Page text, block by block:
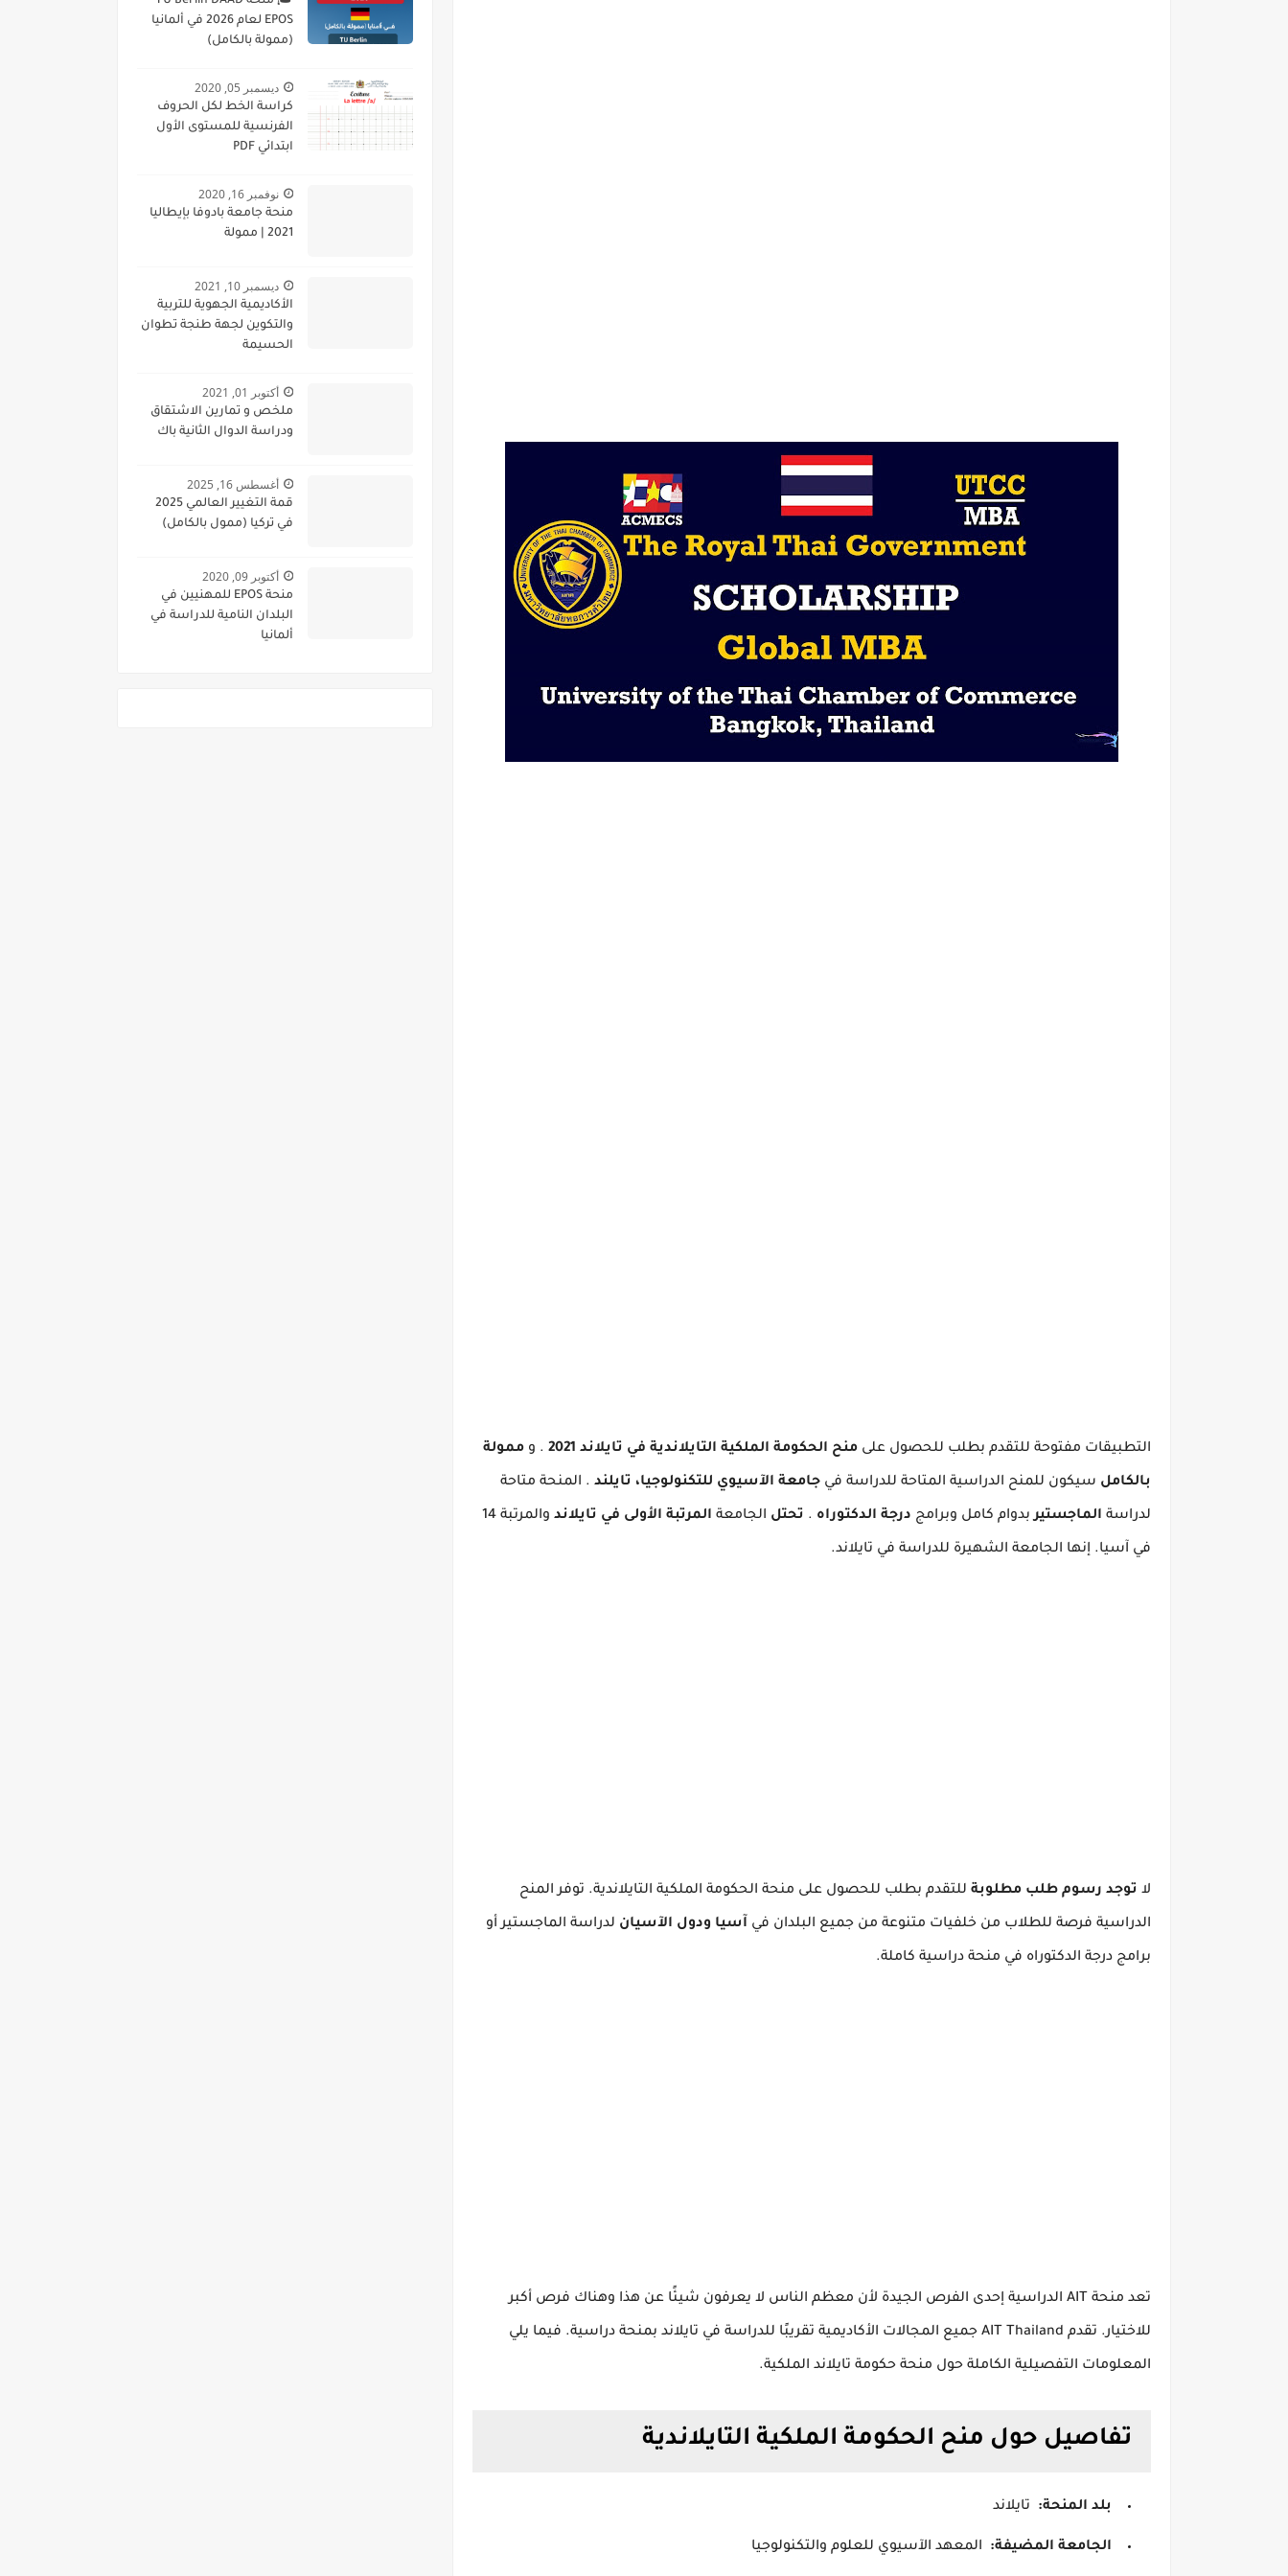
التطبيقات مفتوحة للتقدم بطلب للحصول على منح الحكومة الملكية التايلاندية في تايلاند 2021 . و ممولة
بالكامل سيكون للمنح الدراسية المتاحة للدراسة في جامعة الآسيوي للتكنولوجيا، تايلند . المنحة متاحة
لدراسة الماجستيربدوام كامل وبرامج درجة الدكتوراه . تحتل الجامعة المرتبة الأولى في تايلاند والمرتبة 14
في آسيا. إنها الجامعة الشهيرة للدراسة في تايلاند.
لا توجد رسوم طلب مطلوبة للتقدم بطلب للحصول على منحة الحكومة الملكية التايلاندية. توفر المنح
الدراسية فرصة للطلاب من خلفيات متنوعة من جميع البلدان في آسيا ودول الآسيان لدراسة الماجستير أو
برامج درجة الدكتوراه في منحة دراسية كاملة.
تعد منحة AIT الدراسية إحدى الفرص الجيدة لأن معظم الناس لا يعرفون شيئًا عن هذا وهناك فرص أكبر
للاختيار. تقدم AIT Thailand جميع المجالات الأكاديمية تقريبًا للدراسة في تايلاند بمنحة دراسية. فيما يلي
المعلومات التفصيلية الكاملة حول منحة حكومة تايلاند الملكية.
تفاصيل حول منح الحكومة الملكية التايلاندية
بلد المنحة: تايلاند
الجامعة المضيفة: المعهد الآسيوي للعلوم والتكنولوجيا
EPOS لعام 2026 في ألمانيا
(ممولة بالكامل)
ديسمبر 05, 2020
كراسة الخط لكل الحروف
الفرنسية للمستوى الأول
ابتدائي PDF
نوفمبر 16, 2020
منحة جامعة بادوفا بإيطاليا
2021 | ممولة
ديسمبر 10, 2021
الأكاديمية الجهوية للتربية
والتكوين لجهة طنجة تطوان
الحسيمة
أكتوبر 01, 2021
ملخص و تمارين الاشتقاق
ودراسة الدوال الثانية باك
أغسطس 16, 2025
قمة التغيير العالمي 2025
في تركيا (ممول بالكامل)
أكتوبر 09, 2020
منحة EPOS للمهنيين في
البلدان النامية للدراسة في
ألمانيا